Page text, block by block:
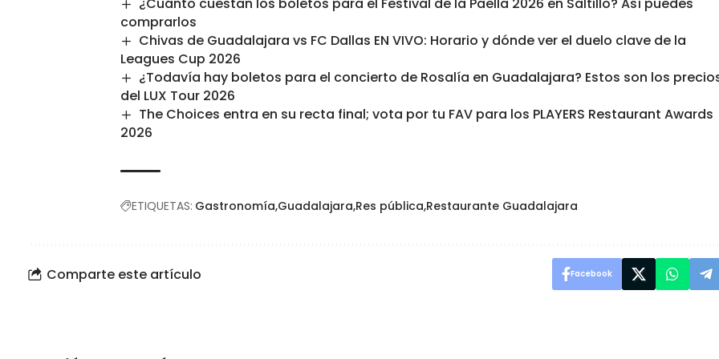
comprarlos
Chivas de Guadalajara vs FC Dallas EN VIVO: Horario y dónde ver el duelo clave de la
Leagues Cup 2026
¿Todavía hay boletos para el concierto de Rosalía en Guadalajara? Estos son los
del LUX Tour 2026
The Choices entra en su recta final; vota por tu FAV para los PLAYERS Restaurant Awards
2026
ETIQUETAS: Gastronomía Guadalajara Res pública Restaurante Guadalajara
Comparte este artículo Facebook